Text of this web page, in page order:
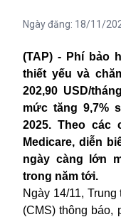
Ngày đăng: 18/11/
(TAP) - Phí bảo
thiết yếu và
202,90 USD/
mức tăng 9,7%
2025. Theo các
Medicare, diễn
ngày càng lớn
trong năm tới.
Ngày 14/11,
(CMS) thông báo,